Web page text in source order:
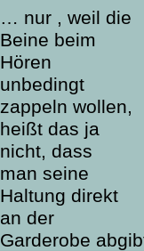
… nur , weil die
Beine beim
Hören
unbedingt
zappeln wollen,
heißt das ja
nicht, dass
man seine
Haltung direkt
an der
Garderobe